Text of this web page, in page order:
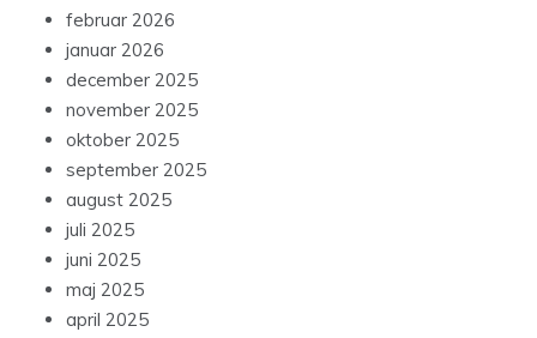
februar 2026
januar 2026
december 2025
november 2025
oktober 2025
september 2025
august 2025
juli 2025
juni 2025
maj 2025
april 2025